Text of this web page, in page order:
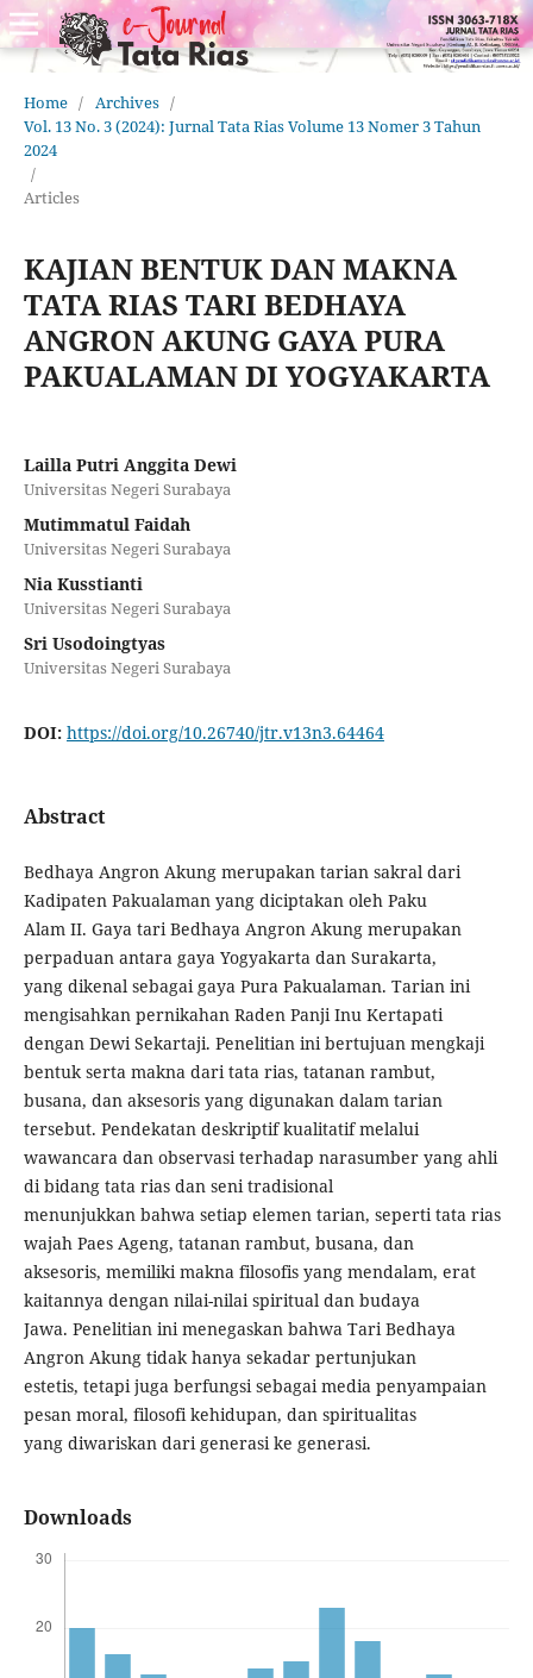
Home / Archives /
Vol. 13 No. 3 (2024): Jurnal Tata Rias Volume 13 Nomer 3 Tahun
2024
/
Articles
KAJIAN BENTUK DAN MAKNA
TATA RIAS TARI BEDHAYA
ANGRON AKUNG GAYA PURA
PAKUALAMAN DI YOGYAKARTA
Lailla Putri Anggita Dewi
Universitas Negeri Surabaya
Mutimmatul Faidah
Universitas Negeri Surabaya
Nia Kusstianti
Universitas Negeri Surabaya
Sri Usodoingtyas
Universitas Negeri Surabaya
DOI: https://doi.org/10.26740/jtr.v13n3.64464
Abstract
Bedhaya Angron Akung merupakan tarian sakral dari
Kadipaten Pakualaman yang diciptakan oleh Paku
Alam II. Gaya tari Bedhaya Angron Akung merupakan
perpaduan antara gaya Yogyakarta dan Surakarta,
yang dikenal sebagai gaya Pura Pakualaman. Tarian ini
mengisahkan pernikahan Raden Panji Inu Kertapati
dengan Dewi Sekartaji. Penelitian ini bertujuan mengkaji
bentuk serta makna dari tata rias, tatanan rambut,
busana, dan aksesoris yang digunakan dalam tarian
tersebut. Pendekatan deskriptif kualitatif melalui
wawancara dan observasi terhadap narasumber yang ahli
di bidang tata rias dan seni tradisional
menunjukkan bahwa setiap elemen tarian, seperti tata rias
wajah Paes Ageng, tatanan rambut, busana, dan
aksesoris, memiliki makna filosofis yang mendalam, erat
kaitannya dengan nilai-nilai spiritual dan budaya
Jawa. Penelitian ini menegaskan bahwa Tari Bedhaya
Angron Akung tidak hanya sekadar pertunjukan
estetis, tetapi juga berfungsi sebagai media penyampaian
pesan moral, filosofi kehidupan, dan spiritualitas
yang diwariskan dari generasi ke generasi.
Downloads